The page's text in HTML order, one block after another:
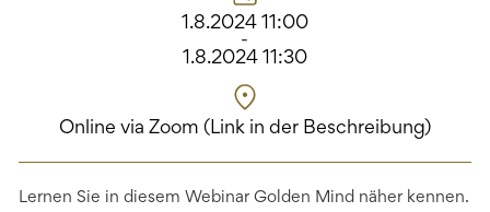
1.8.2024 11:00
-
1.8.2024 11:30
Online via Zoom (Link in der Beschreibung)
Lernen Sie in diesem Webinar Golden Mind näher kennen.